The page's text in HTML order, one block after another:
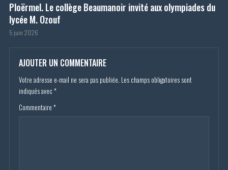
Ploërmel. Le collège Beaumanoir invité aux olympiades du
lycée M. Ozouf
5 juin 2026
AJOUTER UN COMMENTAIRE
Votre adresse e-mail ne sera pas publiée. Les champs obligatoires sont
indiqués avec *
Commentaire *